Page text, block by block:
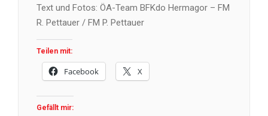
Text und Fotos: ÖA-Team BFKdo Hermagor – FM
R. Pettauer / FM P. Pettauer
Teilen mit:
Facebook X
Gefällt mir: